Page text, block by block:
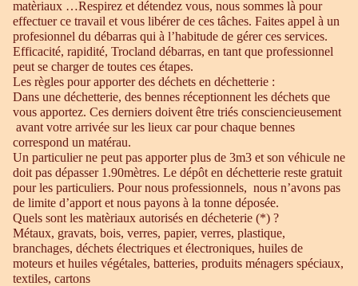
matèriaux …Respirez et détendez vous, nous sommes là pour
effectuer ce travail et vous libérer de ces tâches. Faites appel à un
profesionnel du débarras qui à l’habitude de gérer ces services.
Efficacité, rapidité, Trocland débarras, en tant que professionnel
peut se charger de toutes ces étapes.
Les règles pour apporter des déchets en déchetterie :
Dans une déchetterie, des bennes réceptionnent les déchets que
vous apportez. Ces derniers doivent être triés consciencieusement
avant votre arrivée sur les lieux car pour chaque bennes
correspond un matérau.
Un particulier ne peut pas apporter plus de 3m3 et son véhicule ne
doit pas dépasser 1.90mètres. Le dépôt en déchetterie reste gratuit
pour les particuliers. Pour nous professionnels, nous n’avons pas
de limite d’apport et nous payons à la tonne déposée.
Quels sont les matèriaux autorisés en décheterie (*) ?
Métaux, gravats, bois, verres, papier, verres, plastique,
branchages, déchets électriques et électroniques, huiles de
moteurs et huiles végétales, batteries, produits ménagers spéciaux,
textiles, cartons